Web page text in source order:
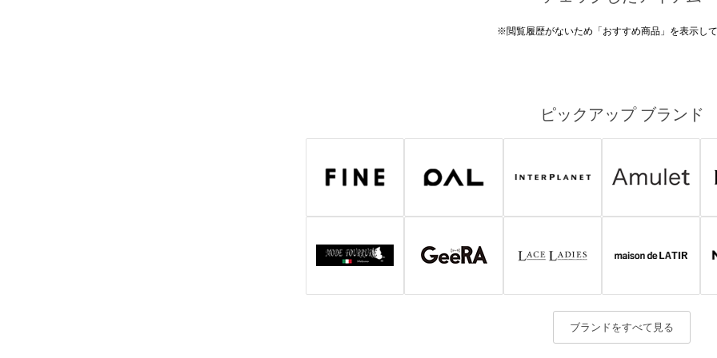
※閲覧履歴がないため「おすすめ商品」を表示し
ピックアップ ブランド
ブランドをすべて見る